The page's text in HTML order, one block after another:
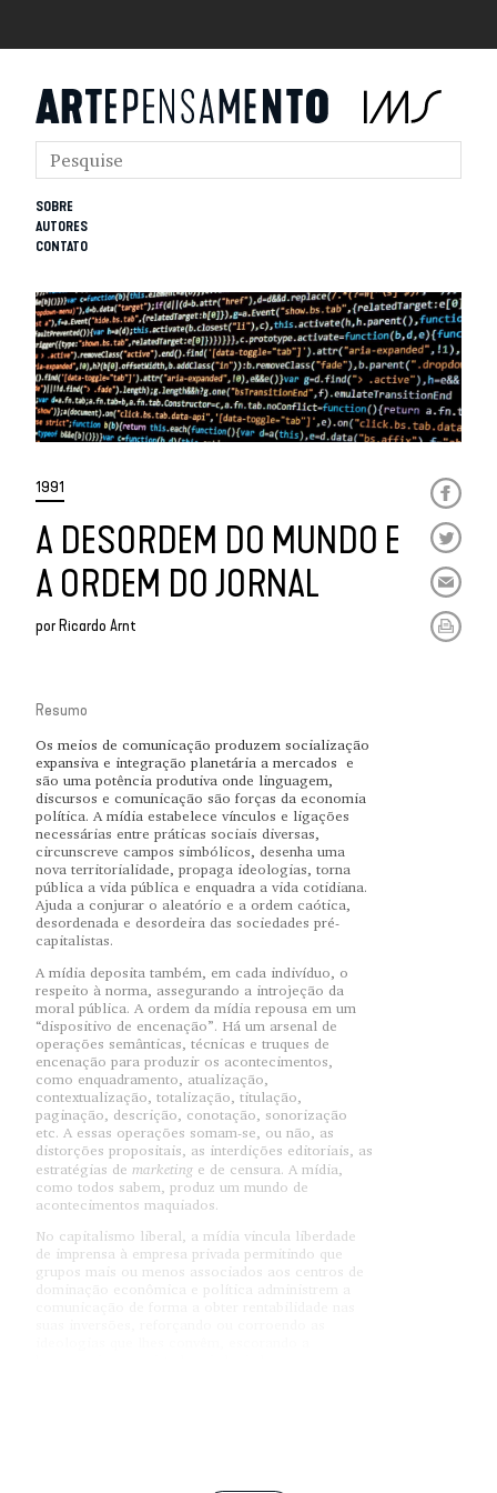
SOBRE
AUTORES
CONTATO
1991
A DESORDEM DO MUNDO E
A ORDEM DO JORNAL
porRicardo Arnt
Resumo
Os meios de comunicação produzem socialização
expansiva e integração planetária a mercados e
são uma potência produtiva onde linguagem,
discursos e comunicação são forças da economia
política. A mídia estabelece vínculos e ligações
necessárias entre práticas sociais diversas,
circunscreve campos simbólicos, desenha uma
nova territorialidade, propaga ideologias, torna
pública a vida pública e enquadra a vida cotidiana.
Ajuda a conjurar o aleatório e a ordem caótica,
desordenada e desordeira das sociedades pré-
capitalistas.
A mídia deposita também, em cada indivíduo, o
respeito à norma, assegurando a introjeção da
moral pública. A ordem da mídia repousa em um
“dispositivo de encenação”. Há um arsenal de
operações semânticas, técnicas e truques de
encenação para produzir os acontecimentos,
como enquadramento, atualização,
contextualização, totalização, titulação,
paginação, descrição, conotação, sonorização
etc. A essas operações somam-se, ou não, as
distorções propositais, as interdições editoriais, as
estratégias de marketing e de censura. A mídia,
como todos sabem, produz um mundo de
acontecimentos maquiados.
No capitalismo liberal, a mídia vincula liberdade
de imprensa à empresa privada permitindo que
grupos mais ou menos associados aos centros de
dominação econômica e política administrem a